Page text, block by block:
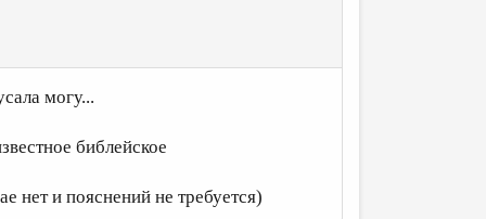
могу...
библейское
нет и пояснений не требуется)